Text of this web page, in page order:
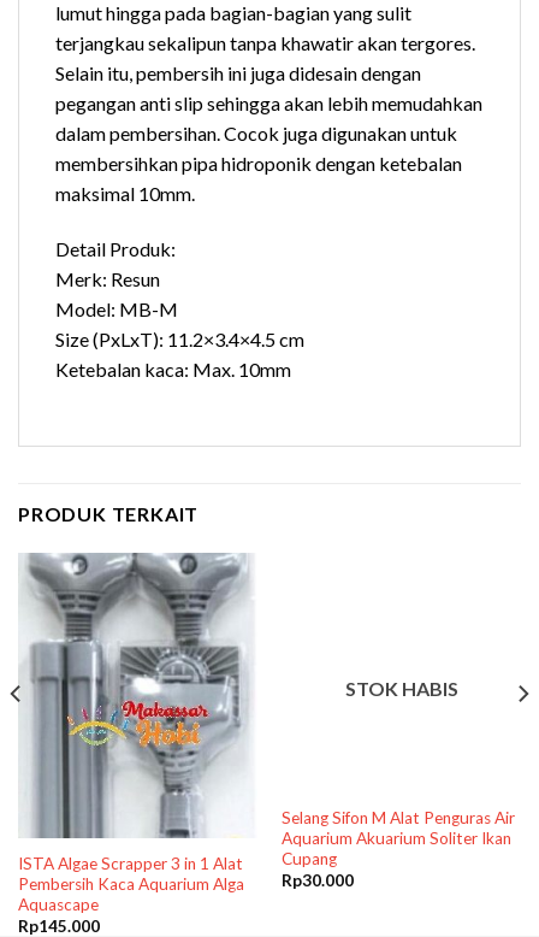
lumut hingga pada bagian-bagian yang sulit
terjangkau sekalipun tanpa khawatir akan tergores.
Selain itu, pembersih ini juga didesain dengan
pegangan anti slip sehingga akan lebih memudahkan
dalam pembersihan. Cocok juga digunakan untuk
membersihkan pipa hidroponik dengan ketebalan
maksimal 10mm.
Detail Produk:
Merk: Resun
Model: MB-M
Size (PxLxT): 11.2×3.4×4.5 cm
Ketebalan kaca: Max. 10mm
PRODUK TERKAIT
ISTA Algae Scrapper 3 in 1 Alat
Pembersih Kaca Aquarium Alga
Aquascape
Rp145.000
STOK HABIS
Selang Sifon M Alat Penguras Air
Aquarium Akuarium Soliter Ikan
Cupang
Rp30.000